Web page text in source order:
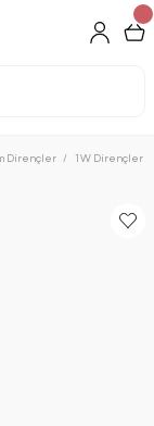
Dirençler 1W Dirençler